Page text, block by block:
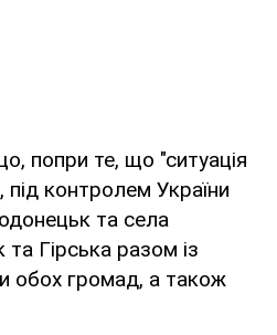
попри те, що "ситуація
під контролем України
та села
Гірська разом із
обох громад, а також